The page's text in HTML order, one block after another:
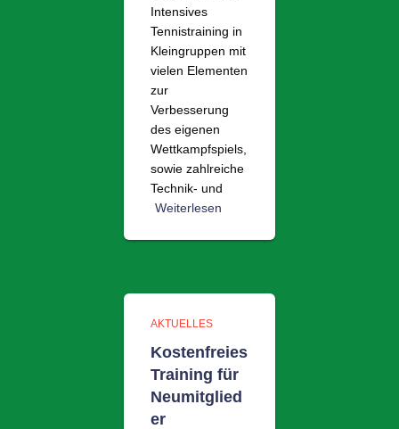
Intensives
Tennistraining in
Kleingruppen mit
vielen Elementen
zur
Verbesserung
des eigenen
Wettkampfspiels,
sowie zahlreiche
Technik- und
Weiterlesen
AKTUELLES
Kostenfreies
Training für
Neumitglied
er